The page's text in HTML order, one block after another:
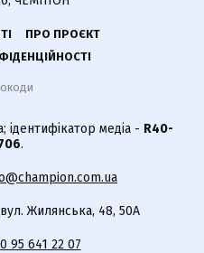
ПРО ПРОЄКТ
ідентифікатор медіа - R40-
.
Жилянська, 48, 50А
95 641 22 07